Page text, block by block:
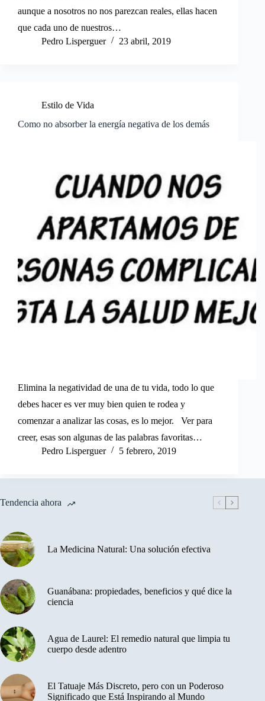
aunque a nosotros no nos parezcan reales, ellas hacen
que cada uno de nuestros…
Pedro Lisperguer
23 abril, 2019
Estilo de Vida
Como no absorber la energía negativa de los demás
Elimina la negatividad de una de tu vida, todo lo que
debes hacer es ver muy bien quien te rodea y
comenzar a analizar las cosas, es lo mejor. Ver para
creer, esas son algunas de las palabras favoritas…
Pedro Lisperguer
5 febrero, 2019
Tendencia ahora
La Medicina Natural: Una solución efectiva
Guanábana: propiedades, beneficios y qué dice la
ciencia
Agua de Laurel: El remedio natural que limpia tu
cuerpo desde adentro
El Tatuaje Más Discreto, pero con un Poderoso
Significado que Está Inspirando al Mundo